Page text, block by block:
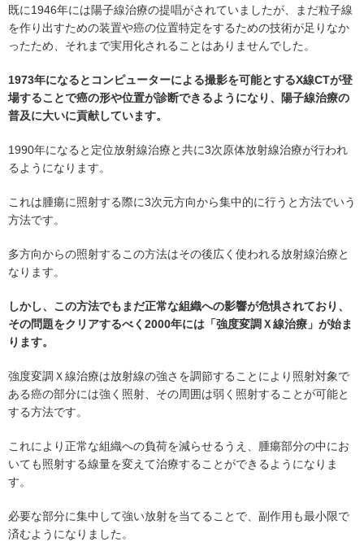
既に1946年には陽子線治療の提唱がされていましたが、まだ粒子線
を作り出すための装置や癌の位置特定をするための技術が足りなか
ったため、それまで実用化されることはありませんでした。
1973年になるとコンピューターによる撮影を可能とするX線CTが登
場することで癌の形や位置が診断できるようになり、陽子線治療の
普及に大いに貢献しています。
1990年になると定位放射線治療と共に3次原体放射線治療が行われ
るようになります。
これは腫瘍に照射する際に3次元方向から集中的に行うと方法でいう
方法です。
多方向からの照射するこの方法はその後広く使われる放射線治療と
なります。
しかし、この方法でもまだ正常な組織への影響が危惧されており、
その問題をクリアするべく2000年には「強度変調Ｘ線治療」が始ま
ります。
強度変調Ｘ線治療は放射線の強さを調節することにより照射対象で
ある癌の部分には強く照射、その周囲は弱く照射することが可能と
する方法です。
これにより正常な組織への負荷を減らせるうえ、腫瘍部分の中にお
いても照射する線量を変えて治療することができるようになりま
す。
必要な部分に集中して強い放射を当てることで、副作用も最小限で
済むようになりました。